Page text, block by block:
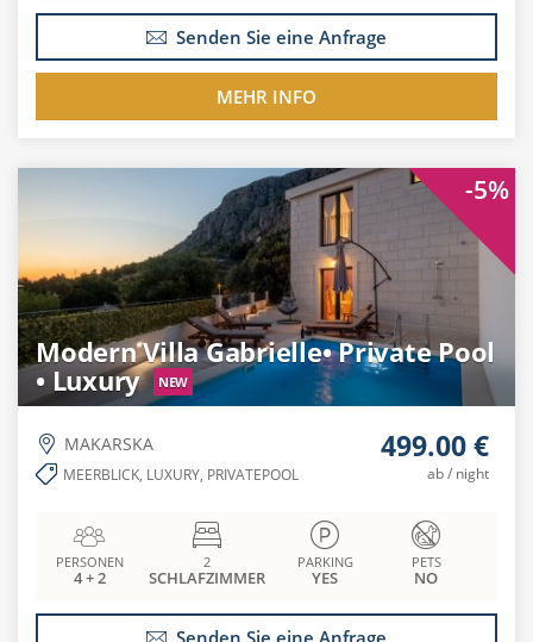
Senden Sie eine Anfrage
MEHR INFO
-5%
Modern Villa Gabrielle• Private Pool
• Luxury
NEW
MAKARSKA
MEERBLICK, LUXURY, PRIVATEPOOL
499.00 €
ab / night
PERSONEN
4 + 2
2
SCHLAFZIMMER
PARKING
YES
PETS
NO
Senden Sie eine Anfrage